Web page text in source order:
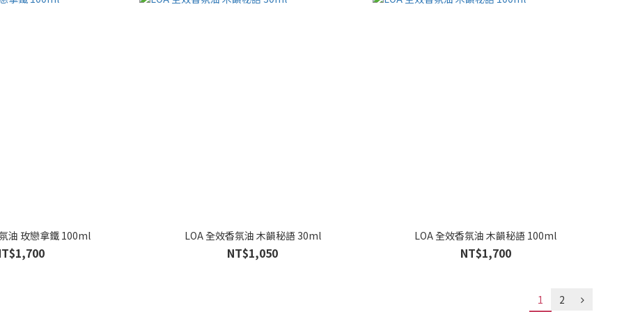
油 玫戀拿鐵 100ml LOA 全效香氛油 木韻秘語 30ml
NT$1,050
LOA 全效香氛油 木韻秘語 100ml
NT$1,700
1 2